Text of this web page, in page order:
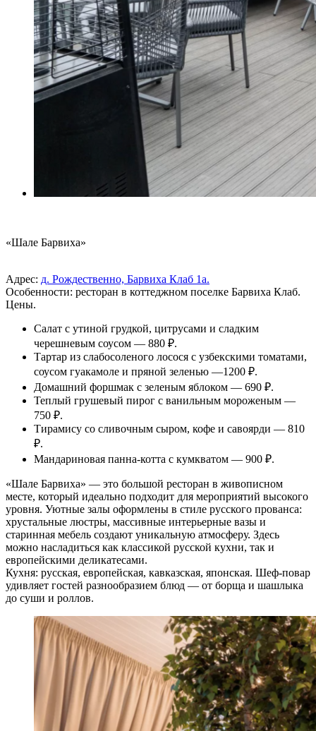
«Шале Барвиха»
Адрес: д. Рождественно, Барвиха Клаб 1а.
Особенности: ресторан в коттеджном поселке Барвиха Клаб.
Цены.
Салат с утиной грудкой, цитрусами и сладким
черешневым соусом — 880 ₽.
Тартар из слабосоленого лосося с узбекскими томатами,
соусом гуакамоле и пряной зеленью —1200 ₽.
Домашний форшмак с зеленым яблоком — 690 ₽.
Теплый грушевый пирог с ванильным мороженым —
750 ₽.
Тирамису со сливочным сыром, кофе и савоярди — 810
₽.
Мандариновая панна-котта с кумкватом — 900 ₽.
«Шале Барвиха» — это большой ресторан в живописном
месте, который идеально подходит для мероприятий высокого
уровня. Уютные залы оформлены в стиле русского прованса:
хрустальные люстры, массивные интерьерные вазы и
старинная мебель создают уникальную атмосферу. Здесь
можно насладиться как классикой русской кухни, так и
европейскими деликатесами.
Кухня: русская, европейская, кавказская, японская. Шеф-повар
удивляет гостей разнообразием блюд — от борща и шашлыка
до суши и роллов.